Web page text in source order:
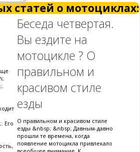
статей о мотоциклах:
Его
Беседа четвертая.
Вы ездите на
мотоцикле ? О
правильном и
красивом стиле
езды
О правильном и красивом стиле
езды &nbsp; &nbsp; Давным-давно
прошли те времена, когда
появление мотоцикла привлекало